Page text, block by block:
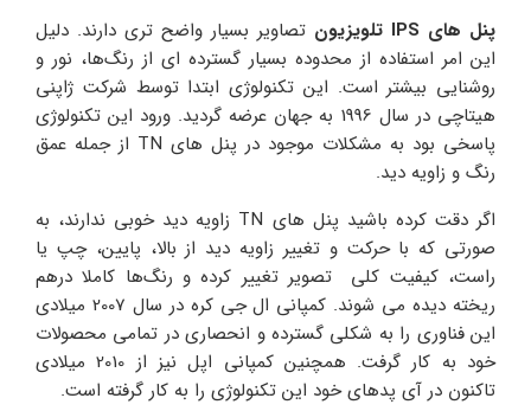
پنل های IPS تلویزیون
تصاوير بسیار واضح تری دارند. دلیل
این امر استفاده از محدوده بسیار گسترده‌ ای از رنگ‌ها، نور و
روشنايی بیشتر است. این تکنولوژی ابتدا توسط شرکت ژاپنی
هیتاچی در سال 1996 به جهان عرضه گردید. ورود این تکنولوژی
پاسخی بود به مشکلات موجود در پنل های TN از جمله عمق
رنگ و زاویه دید.
اگر دقت کرده باشید پنل های TN زاویه دید خوبی ندارند، به
صورتی که با حرکت و تغییر زاویه دید از بالا، پایین، چپ یا
راست، کیفیت کلی تصویر تغییر کرده و رنگ‌ها کاملا درهم
ریخته دیده می شوند. کمپانی ال جی کره در سال 2007 میلادی
این فناوری را به شکلی گسترده و انحصاری در تمامی محصولات
خود به کار گرفت. همچنین کمپانی اپل نیز از 2010 میلادی
تاکنون در آی پدهای خود این تکنولوژی را به کار گرفته است.